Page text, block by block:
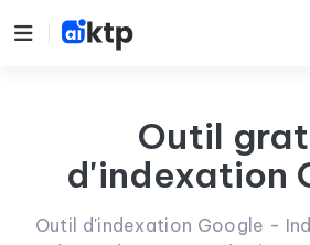
Outil
d'indexation
Outil d'indexation Google -